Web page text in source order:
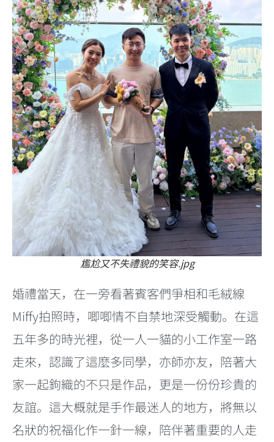
尷尬又不失禮貌的笑容.jpg
婚禮當天，在一旁看著賓客們爭相和毛絨線
Miffy拍照時，唧唧情不自禁地深受觸動。在這
五年多的時光裡，從一人一貓的小工作室一路
走來，認識了這麼多同學，亦師亦友，陪著大
家一起鉤織的不只是作品，更是一份份珍貴的
友誼。這大概就是手作最迷人的地方，將無以
名狀的祝福化作一針一線，陪伴著重要的人走